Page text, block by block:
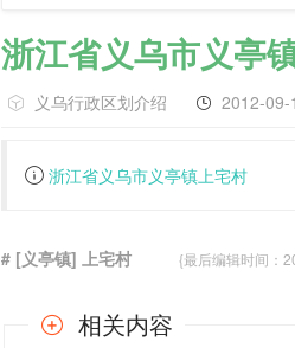
浙江省义乌市义亭
义乌行政区划介绍 2012-09-
浙江省义乌市义亭镇上宅村
# [义亭镇] 上宅村 {最后编辑时间：
相关内容